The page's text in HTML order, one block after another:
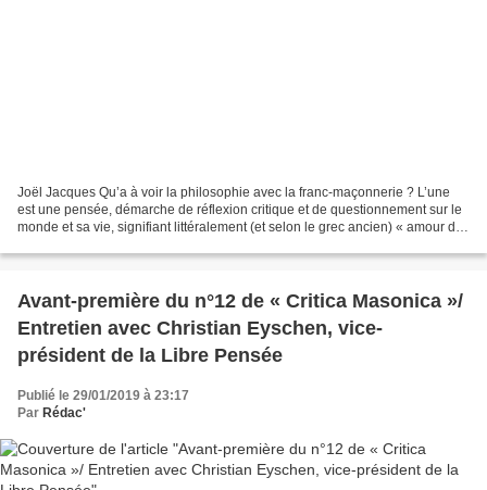
Joël Jacques Qu’a à voir la philosophie avec la franc-maçonnerie ? L’une
est une pensée, démarche de réflexion critique et de questionnement sur le
monde et sa vie, signifiant littéralement (et selon le grec ancien) « amour de
Avant-première du n°12 de « Critica Masonica »/
Entretien avec Christian Eyschen, vice-
président de la Libre Pensée
Publié le 29/01/2019 à 23:17
Par Rédac'